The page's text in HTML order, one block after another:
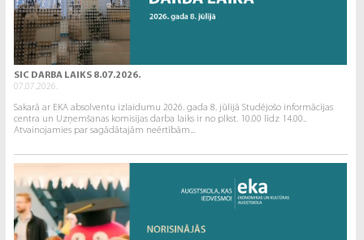
SIC DARBA LAIKS 8.07.2026.
07.07.2026.
Sakarā ar EKA absolventu izlaidumu 2026. gada 8. jūlijā Studējošo informācijas
centra un Uzņemšanas komisijas darba laiks ir no plkst. 10.00 līdz 14.00..
Atvainojamies par sagādātajām neērtībām...